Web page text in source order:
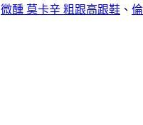
微醺 莫卡辛 粗跟高跟鞋 、